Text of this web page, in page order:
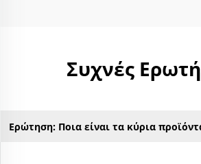
Συχνές
Ερώτηση: Ποια είναι τα κύρια